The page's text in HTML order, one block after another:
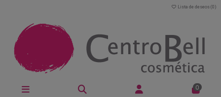
Lista de deseos (0 )
0